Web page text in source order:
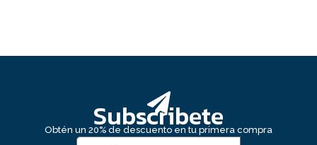
Subscribete
Obtén un 20% de descuento en tu primera compra